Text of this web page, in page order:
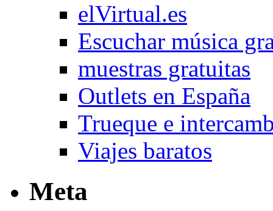
elVirtual.es
Escuchar música
muestras gratuitas
Outlets en España
Trueque e
Viajes baratos
Meta